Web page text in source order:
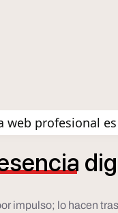
web profesional
impulso; lo hacen